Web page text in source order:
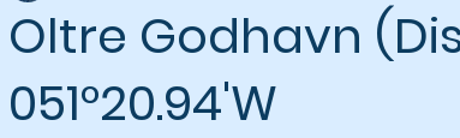
Oltre Godhavn
051°20.94'W